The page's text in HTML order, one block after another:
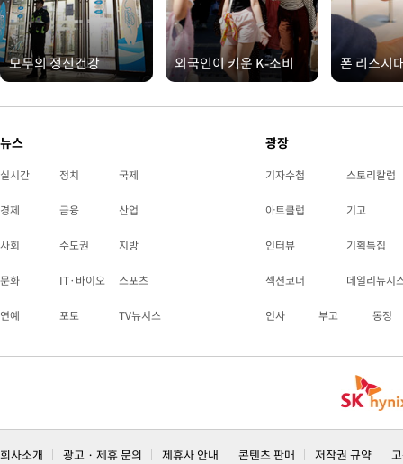
모두의 정신건강 외국인이 키운 K-소비 폰 리스시
뉴스
실시간 정치 국제
경제 금융 산업
사회 수도권 지방
문화 IT·바이오 스포츠
연예 포토 TV뉴시스
광장
기자수첩 스토리칼럼
아트클럽 기고
인터뷰 기획특집
섹션코너 데일리뉴시
인사 부고 동정
회사소개 광고 · 제휴 문의 제휴사 안내 콘텐츠 판매 저작권 규약